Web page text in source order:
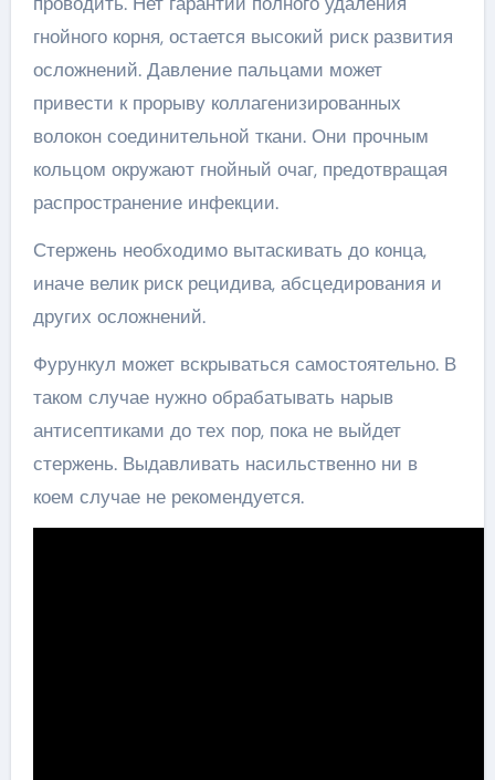
гнойного корня, остается высокий риск развития
осложнений. Давление пальцами может
привести к прорыву коллагенизированных
волокон соединительной ткани. Они прочным
кольцом окружают гнойный очаг, предотвращая
распространение инфекции.
Стержень необходимо вытаскивать до конца,
иначе велик риск рецидива, абсцедирования и
других осложнений.
Фурункул может вскрываться самостоятельно. В
таком случае нужно обрабатывать нарыв
антисептиками до тех пор, пока не выйдет
стержень. Выдавливать насильственно ни в
коем случае не рекомендуется.